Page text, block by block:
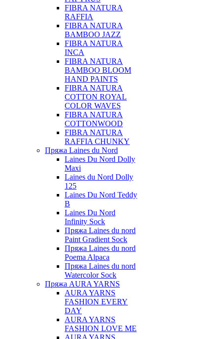
FIBRA NATURA
RAFFIA
FIBRA NATURA
BAMBOO JAZZ
FIBRA NATURA
INCA
FIBRA NATURA
BAMBOO BLOOM
HAND PAINTS
FIBRA NATURA
COTTON ROYAL
COLOR WAVES
FIBRA NATURA
COTTONWOOD
FIBRA NATURA
RAFFIA CHUNKY
Пряжа Laines du Nord
Laines Du Nord Dolly
Maxi
Laines du Nord Dolly
125
Laines Du Nord Teddy
B
Laines Du Nord
Infinity Sock
Пряжа Laines du nord
Paint Gradient Sock
Пряжа Laines du nord
Poema Alpaca
Пряжа Laines du nord
Watercolor Sock
Пряжа AURA YARNS
AURA YARNS
FASHION EVERY
DAY
AURA YARNS
FASHION LOVE ME
AURA YARNS